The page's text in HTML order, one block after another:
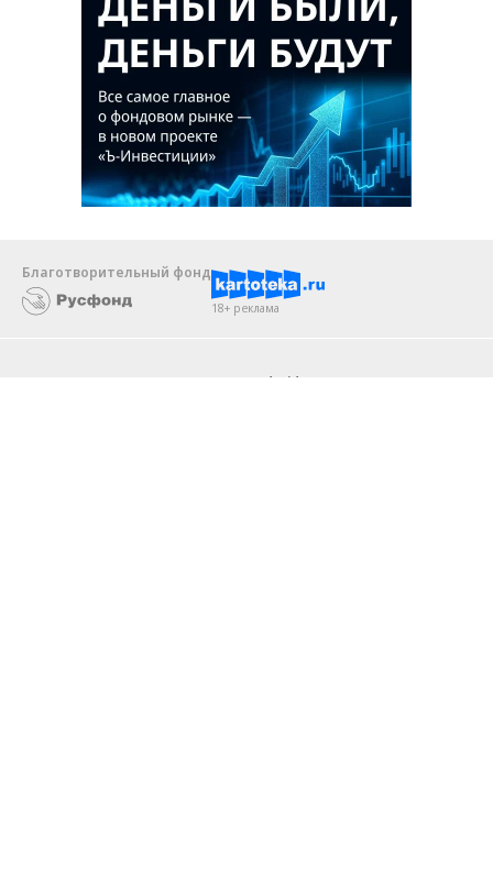
Благотворительный фонд
18+ реклама
Android